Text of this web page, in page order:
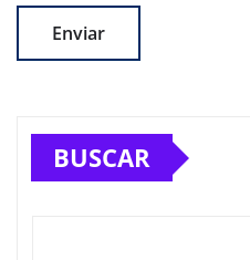
BUSCAR